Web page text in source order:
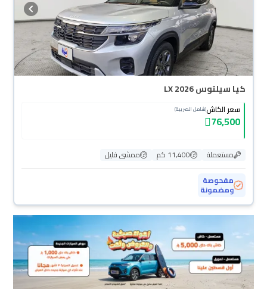
كيا سيلتوس LX 2026
سعر الكاش(شامل الضريبة)
76,500
مستعملة 11,400 كم
ممشى قليل
مفحوصة
ومضمونة